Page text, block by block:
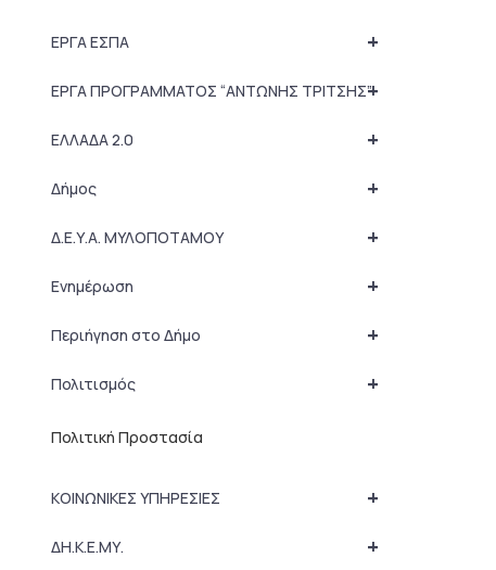
+
ΕΡΓΑ ΕΣΠΑ
+
ΕΡΓΑ ΠΡΟΓΡΑΜΜΑΤΟΣ “ΑΝΤΩΝΗΣ ΤΡΙΤΣΗΣ”
+
ΕΛΛΑΔΑ 2.0
+
Δήμος
+
Δ.Ε.Υ.Α. ΜΥΛΟΠΟΤΑΜΟΥ
+
Ενημέρωση
+
Περιήγηση στο Δήμο
+
Πολιτισμός
Πολιτική Προστασία
+
ΚΟΙΝΩΝΙΚΕΣ ΥΠΗΡΕΣΙΕΣ
+
ΔΗ.Κ.Ε.ΜΥ.